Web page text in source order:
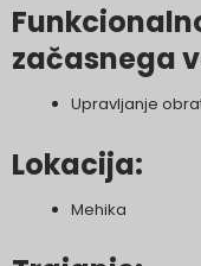
začasnega
Upravljanje
Lokacija:
Mehika